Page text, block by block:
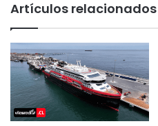
Artículos relacionados